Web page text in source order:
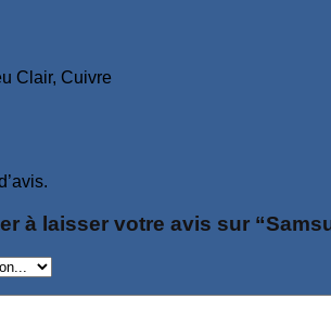
Clair, Cuivre
à laisser votre avis sur